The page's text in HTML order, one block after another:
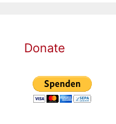
Donate